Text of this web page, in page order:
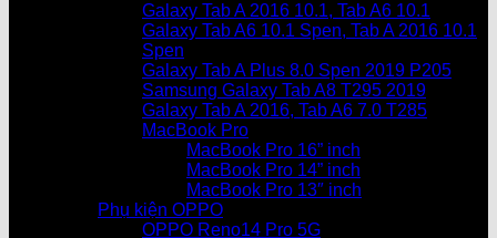
Galaxy Tab A 2016 10.1, Tab A6 10.1
Galaxy Tab A6 10.1 Spen, Tab A 2016 10.1
Spen
Galaxy Tab A Plus 8.0 Spen 2019 P205
Samsung Galaxy Tab A8 T295 2019
Galaxy Tab A 2016, Tab A6 7.0 T285
MacBook Pro
MacBook Pro 16” inch
MacBook Pro 14” inch
MacBook Pro 13″ inch
Phụ kiện OPPO
OPPO Reno14 Pro 5G